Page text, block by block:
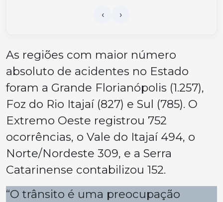
As regiões com maior número
absoluto de acidentes no Estado
foram a Grande Florianópolis (1.257),
Foz do Rio Itajaí (827) e Sul (785). O
Extremo Oeste registrou 752
ocorrências, o Vale do Itajaí 494, o
Norte/Nordeste 309, e a Serra
Catarinense contabilizou 152.
“O trânsito é uma preocupação